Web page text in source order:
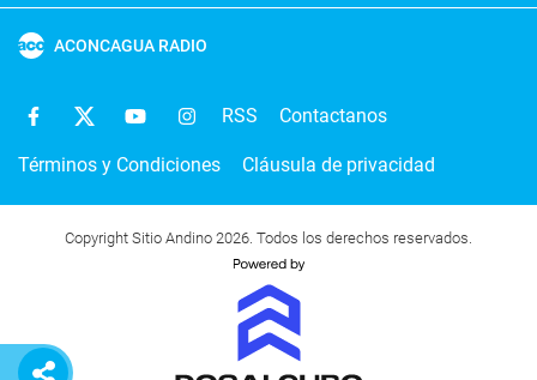
ACONCAGUA RADIO
RSS Contactanos
Términos y Condiciones Cláusula de privacidad
Copyright Sitio Andino 2026. Todos los derechos reservados.